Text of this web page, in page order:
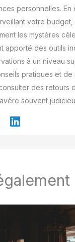
personnelles. En
votre
les mystères
apporté des outils
à un niveau
pratiques et de
des retours
souvent